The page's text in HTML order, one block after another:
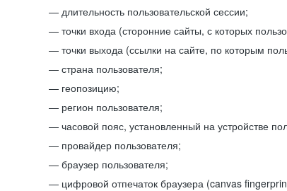
длительность пользовательской сессии;
точки входа (сторонние сайты, с которых
точки выхода (ссылки на сайте, по которым
страна пользователя;
геопозицию;
регион пользователя;
часовой пояс, установленный на устройстве
провайдер пользователя;
браузер пользователя;
цифровой отпечаток браузера (canvas